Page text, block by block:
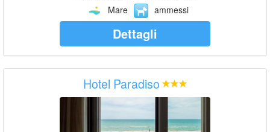
Mare
ammessi
Dettagli
Hotel Paradiso